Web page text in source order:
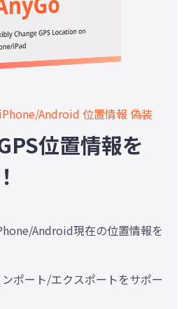
Android 位置情報 偽装
位置情報を
Android現在の位置情報を
ポート/エクスポートをサポー